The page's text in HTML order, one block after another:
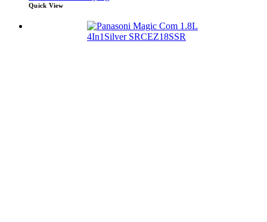
Quick View